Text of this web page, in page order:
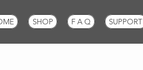
SHOP F A Q SUPPORT